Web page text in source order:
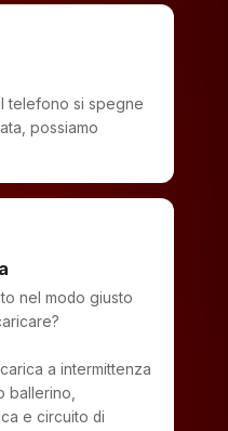
telefono si spegne
possiamo
nel modo giusto
a intermittenza
ballerino,
e circuito di